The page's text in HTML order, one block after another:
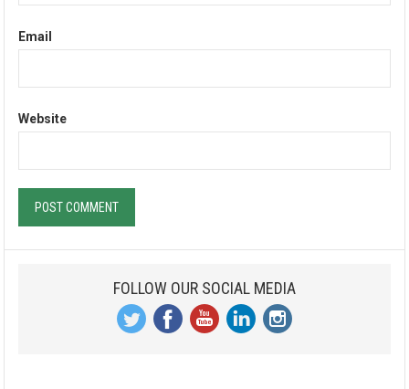
Email
Website
FOLLOW OUR SOCIAL MEDIA